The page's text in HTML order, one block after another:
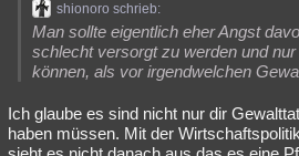
shionoro schrieb:
Man sollte eigentlich eher Angst
schlecht versorgt zu werden und
können, als vor irgendwelchen
Ich glaube es sind nicht nur dir
haben müssen. Mit der